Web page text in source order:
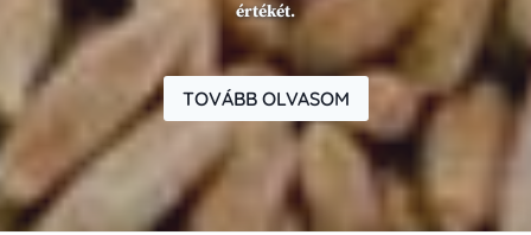
értékét.
TOVÁBB OLVASOM